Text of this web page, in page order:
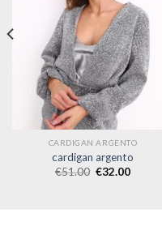
CARDIGAN ARGENTO
cardigan argento
€51.00 €32.00